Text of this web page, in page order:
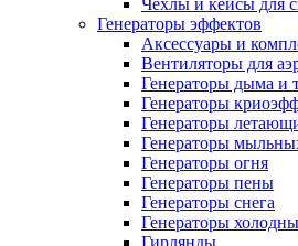
Чехлы и кейсы для
Генераторы эффектов
Аксессуары и
Вентиляторы для
Генераторы дыма и
Генераторы
Генераторы
Генераторы
Генераторы огня
Генераторы пены
Генераторы снега
Генераторы
Гирлянды